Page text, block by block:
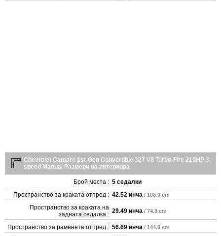
Chevrolet Camaro 1st-Gen Convertible 327 V8 Turbo-Fire 210HP 3-
speed Manual Размери на интериора
Брой места : 5 седалки
Пространство за краката отпред : 42.52 инча / 108.0 cm
Пространство за краката на
задната седалка : 29.49 инча / 74.9 cm
Пространство за раменете отпред : 56.69 инча / 144.0 cm